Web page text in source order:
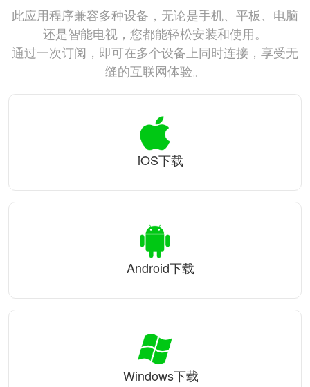
此应用程序兼容多种设备，无论是手机、平板、电脑
还是智能电视，您都能轻松安装和使用。
通过一次订阅，即可在多个设备上同时连接，享受无
缝的互联网体验。
iOS下载
Android下载
Windows下载